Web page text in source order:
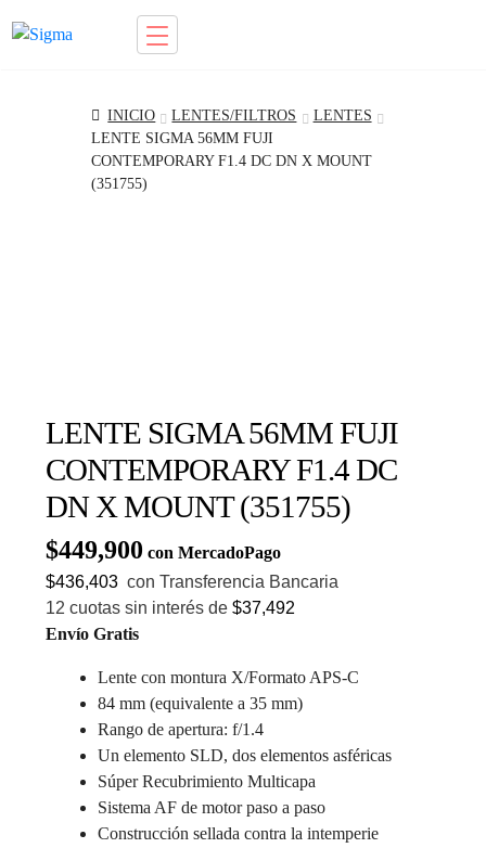
Saltar
INICIO LENTES/FILTROS
LENTES
LENTE SIGMA 56MM FUJI
CONTEMPORARY F1.4 DC DN X MOUNT
(351755)
LENTE SIGMA 56MM FUJI
CONTEMPORARY F1.4 DC
DN X MOUNT (351755)
$449,900 con MercadoPago
$436,403 con Transferencia Bancaria
12 cuotas sin interés de $37,492
Envío Gratis
Lente con montura X/Formato APS-C
84 mm (equivalente a 35 mm)
Rango de apertura: f/1.4
Un elemento SLD, dos elementos asféricas
Súper Recubrimiento Multicapa
Sistema AF de motor paso a paso
Construcción sellada contra la intemperie